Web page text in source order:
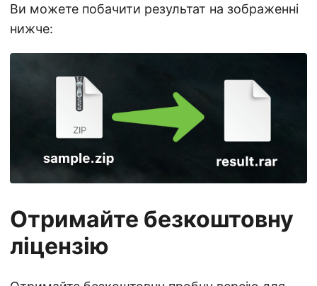
Ви можете побачити результат на зображенні
нижче:
Отримайте безкоштовну
ліцензію